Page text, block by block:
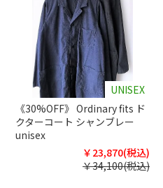
UNISEX
《30%OFF》 Ordinary fits ド
クターコート シャンブレー
unisex
￥23,870(税込)
￥34,100(税込)